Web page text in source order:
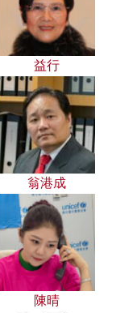
益行
翁港成
陳晴